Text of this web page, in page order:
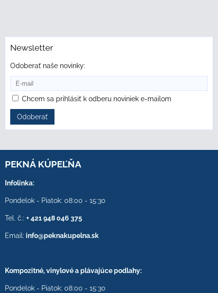
Newsletter
Odoberať naše novinky:
Chcem sa prihlásiť k odberu noviniek e-mailom
Odoberať
PEKNÁ KÚPEĽŇA
Infolinka:
Pondelok - Piatok: 08:00 - 15:30
Tel. č.: + 421 948 046 375
Email: info@peknakupelna.sk
Kompozitné, vinylové a plávajúce podlahy:
Pondelok - Piatok: 08:00 - 15:30